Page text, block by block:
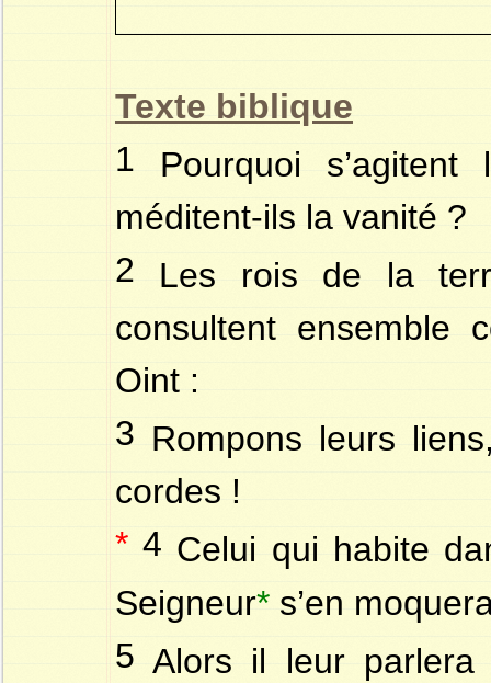
Texte biblique
1 Pourquoi
méditent-ils la vanité ?
2 Les rois de la
consultent ensemble
Oint :
3 Rompons leurs
cordes !
* 4 Celui qui habite
Seigneur* s’en
5 Alors il leur